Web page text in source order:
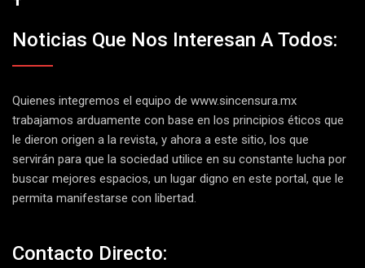
Noticias Que Nos Interesan A Todos:
Quienes integremos el equipo de www.sincensura.mx
trabajamos arduamente con base en los principios éticos que
le dieron origen a la revista, y ahora a este sitio, los que
servirán para que la sociedad utilice en su constante lucha por
buscar mejores espacios, un lugar digno en este portal, que le
permita manifestarse con libertad.
Contacto Directo: